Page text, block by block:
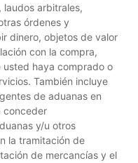
laudos arbitrales,
órdenes y
dinero, objetos de valor
con la compra,
haya comprado o
También incluye
de aduanas en
conceder
y/u otros
la tramitación de
de mercancías y el